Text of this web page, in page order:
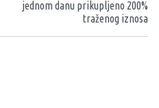
jednom danu prikupljeno 200%
traženog iznosa